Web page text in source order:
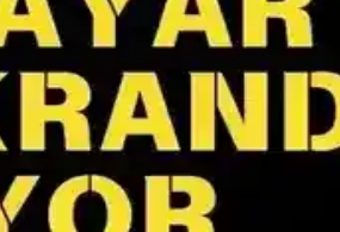
tabanlı Mac'lerde tam işlevsellik
Değişim
beklentileri karşılamıyor. Profesyonel